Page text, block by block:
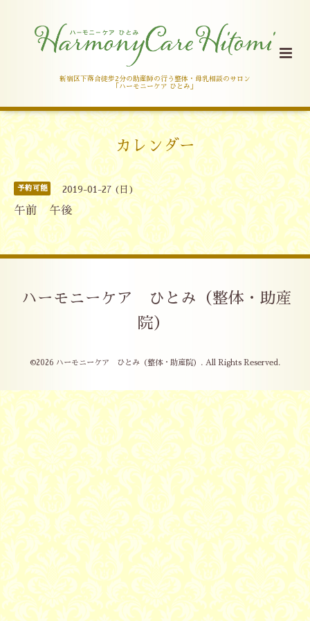
新宿区下落合徒歩2分の助産師の行う整体・母乳相談のサロン
「ハーモニーケア ひとみ」
カレンダー
予約可能 2019-01-27 (日)
午前 午後
ハーモニーケア ひとみ（整体・助産
院）
©2026 ハーモニーケア ひとみ（整体・助産院） . All Rights Reserved.